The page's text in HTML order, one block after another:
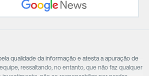
qualidade da informação e atesta a apuração de
ressaltando, no entanto, que não faz qualquer